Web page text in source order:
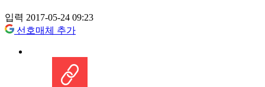
입력 2017-05-24 09:23
선호매체 추가